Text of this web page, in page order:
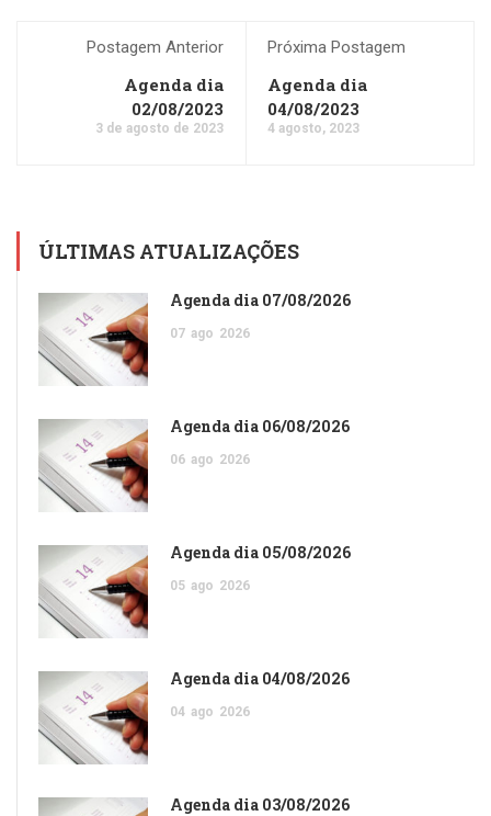
Postagem Anterior
Agenda dia
02/08/2023
3 de agosto de 2023
Próxima Postagem
Agenda dia
04/08/2023
4 agosto, 2023
ÚLTIMAS ATUALIZAÇÕES
Agenda dia 07/08/2026
07 ago 2026
Agenda dia 06/08/2026
06 ago 2026
Agenda dia 05/08/2026
05 ago 2026
Agenda dia 04/08/2026
04 ago 2026
Agenda dia 03/08/2026